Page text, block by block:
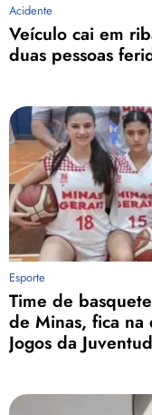
Acidente
Veículo cai em
duas pessoas
Esporte
Time de
de Minas, fica na
Jogos da